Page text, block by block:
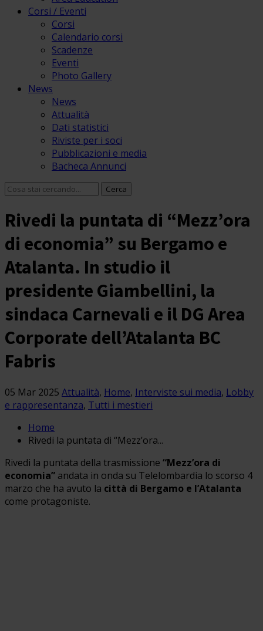
Corsi / Eventi
Corsi
Calendario corsi
Scadenze
Eventi
Photo Gallery
News
News
Attualità
Dati statistici
Riviste per i soci
Pubblicazioni e media
Bacheca Annunci
Rivedi la puntata di “Mezz’ora
di economia” su Bergamo e
Atalanta. In studio il
presidente Giambellini, la
sindaca Carnevali e il DG Area
Corporate dell’Atalanta BC
Fabris
05 Mar 2025 Attualità, Home, Interviste sui media, Lobby
e rappresentanza, Tutti i mestieri
Home
Rivedi la puntata di “Mezz’ora...
Rivedi la puntata della trasmissione “Mezz’ora di
economia” andata in onda su Telelombardia lo scorso 4
marzo che ha avuto la città di Bergamo e l’Atalanta
come protagoniste.